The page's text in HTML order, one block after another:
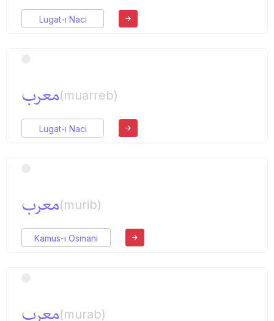
Lugat-ı Naci
معرب(muarreb)
Lugat-ı Naci
معرب(murib)
Kamus-ı Osmani
معرب(murab)